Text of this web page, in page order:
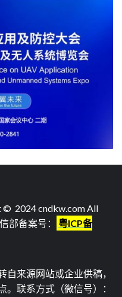
© 2024 cndkw.com All
部备案号：
粤ICP备
来源网站或企业供稿，
联系方式（微信号）：